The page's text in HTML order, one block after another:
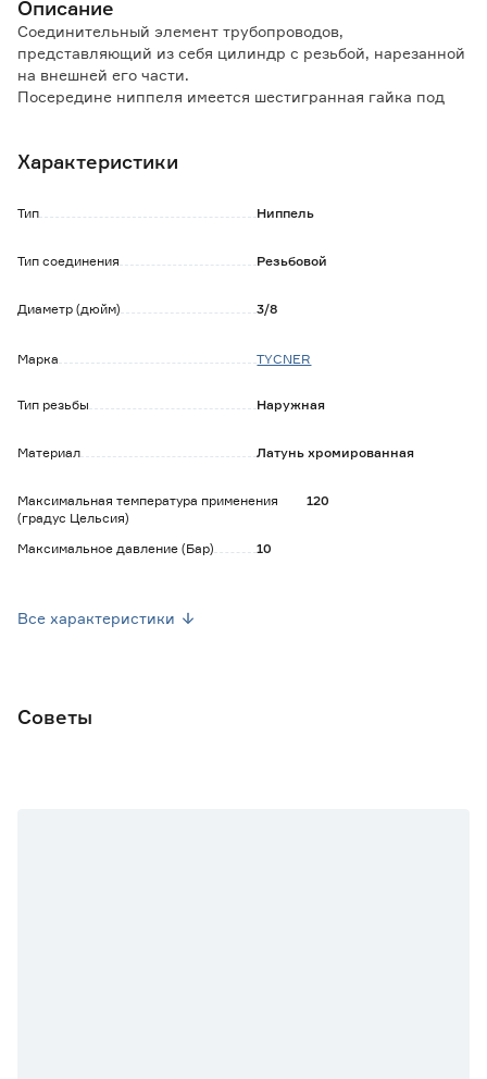
Описание
Cоединительный элемент трубопроводов,
представляющий из себя цилиндр с резьбой, нарезанной
на внешней его части.
Посередине ниппеля имеется шестигранная гайка под
переходника в случаях, когда из внутренней резьбы
Характеристики
Тип Ниппель
Тип соединения Резьбовой
Диаметр (дюйм) 3/8
Марка TYCNER
Тип резьбы Наружная
Материал Латунь хромированная
Максимальная температура применения
(градус Цельсия)
120
Максимальное давление (Бар) 10
Все характеристики
Советы